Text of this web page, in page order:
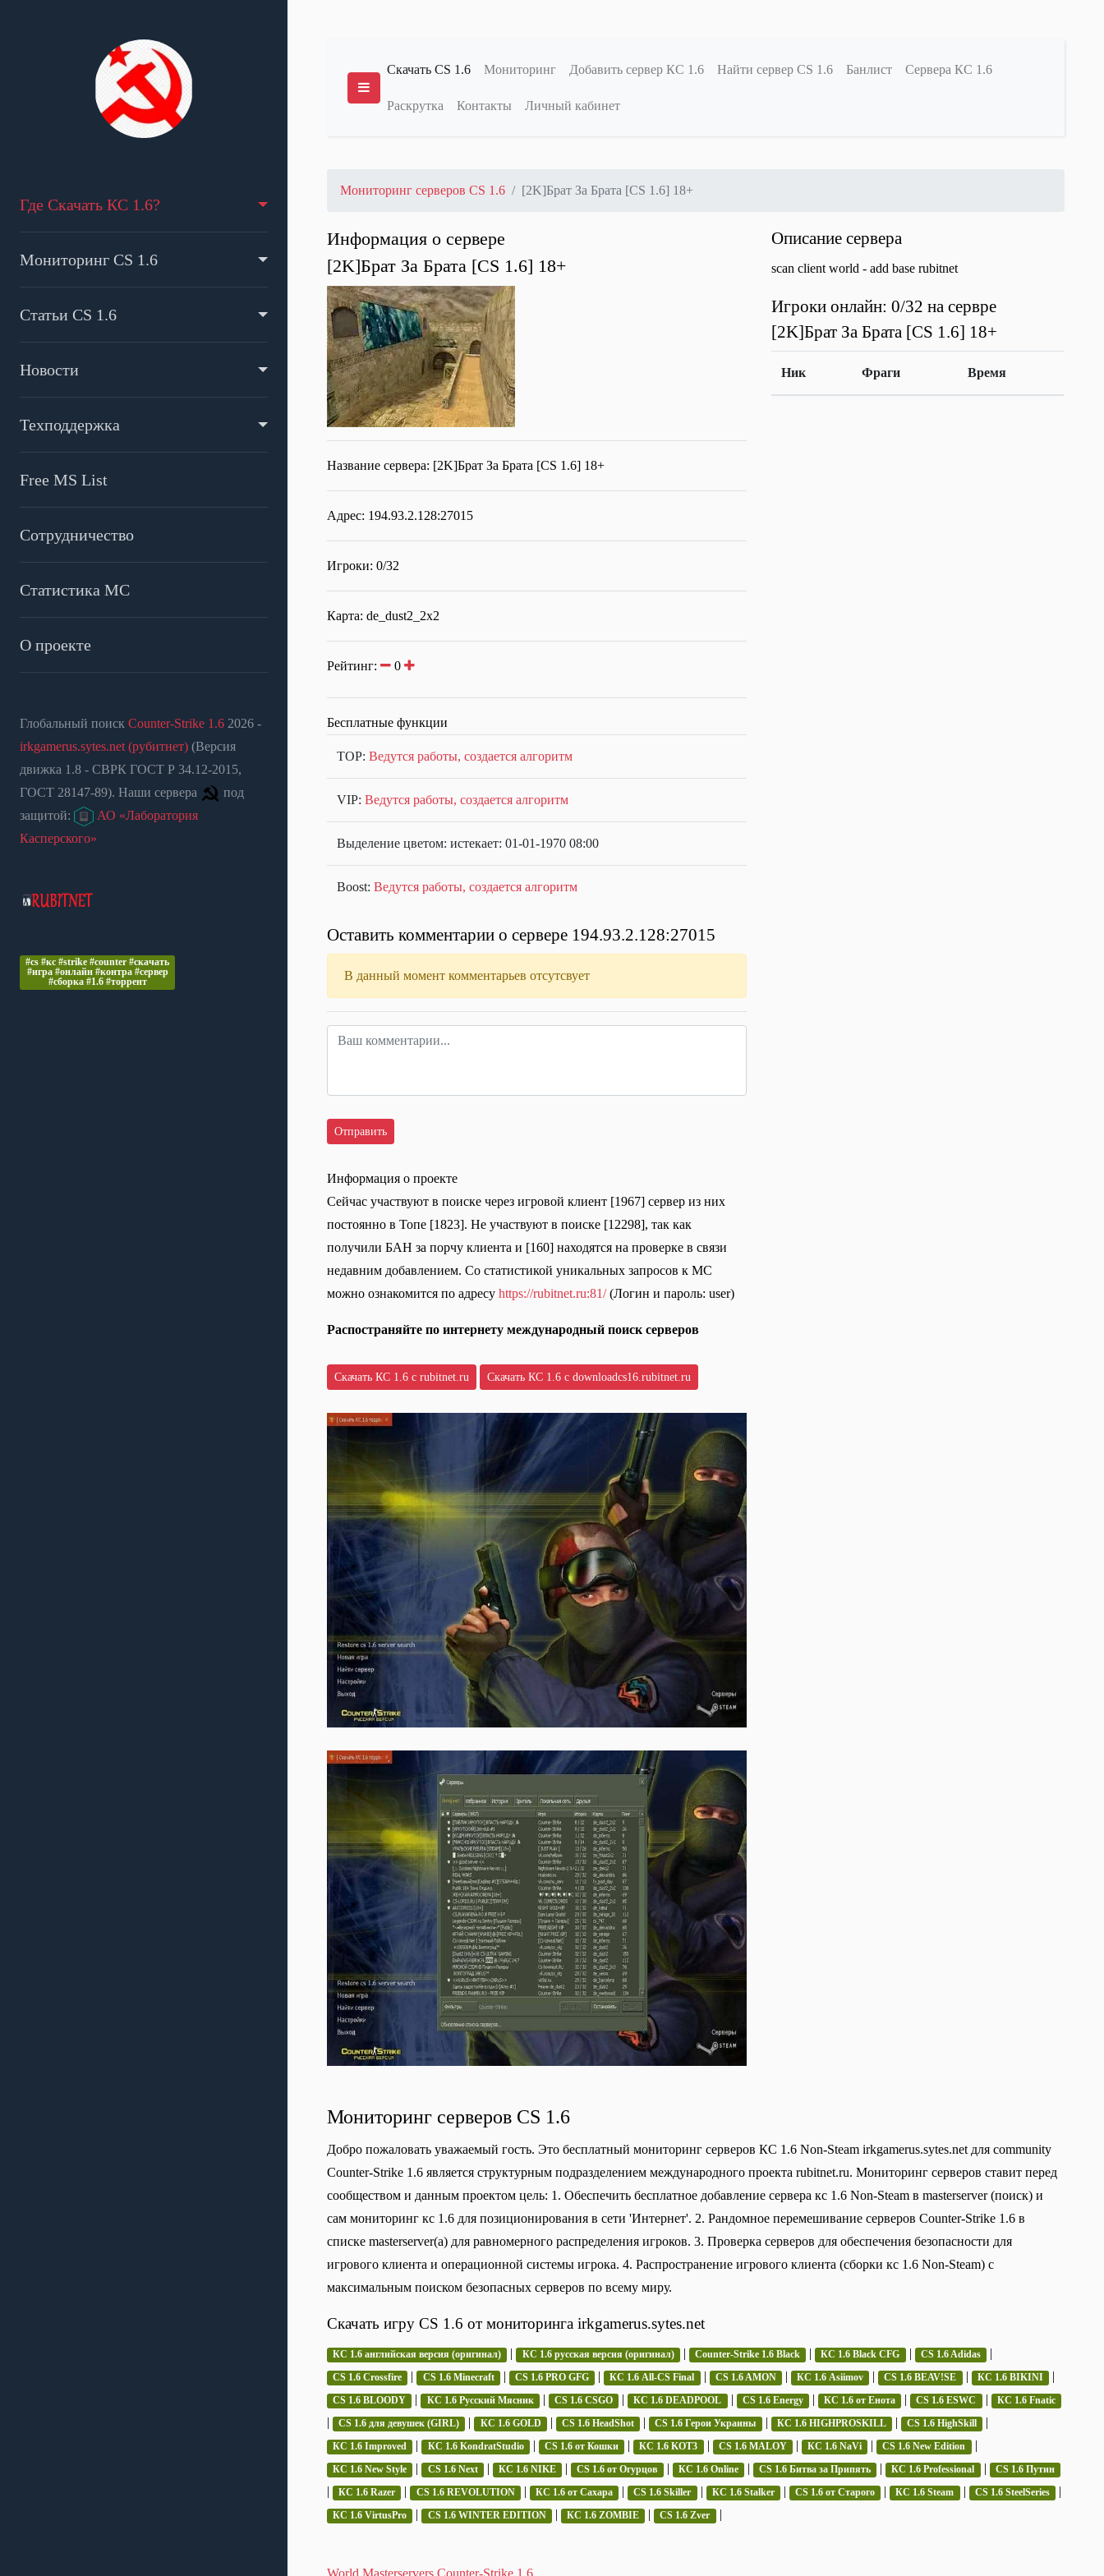
Где Скачать КС 1.6?
Мониторинг CS 1.6
Статьи CS 1.6
Новости
Техподдержка
Free MS List
Сотрудничество
Статистика МС
О проекте
Глобальный поиск Counter-Strike 1.6 2026 -
irkgamerus.sytes.net (рубитнет) (Версия
движка 1.8 - СВРК ГОСТ Р 34.12-2015,
ГОСТ 28147-89). Наши сервера
под
защитой:
АО «Лаборатория
Касперского»
#cs #кс #strike #counter #скачать
#игра #онлайн #контра #сервер
#сборка #1.6 #торрент
Переключение меню
Скачать CS 1.6 Мониторинг Добавить сервер КС 1.6 Найти сервер CS 1.6 Банлист Сервера КС 1.6
Раскрутка Контакты Личный кабинет
Мониторинг серверов CS 1.6 [2K]Брат За Брата [CS 1.6] 18+
Информация о сервере
[2K]Брат За Брата [CS 1.6] 18+
Название сервера: [2K]Брат За Брата [CS 1.6] 18+
Адрес: 194.93.2.128:27015
Игроки: 0/32
Карта: de_dust2_2x2
Рейтинг: 0
Бесплатные функции
TOP: Ведутся работы, создается алгоритм
VIP: Ведутся работы, создается алгоритм
Выделение цветом: истекает: 01-01-1970 08:00
Boost: Ведутся работы, создается алгоритм
Оставить комментарии о сервере 194.93.2.128:27015
В данный момент комментарьев отсутсвует
Информация о проекте
Сейчас участвуют в поиске через игровой клиент [1967] сервер из них
постоянно в Топе [1823]. Не участвуют в поиске [12298], так как
получили БАН за порчу клиента и [160] находятся на проверке в связи
недавним добавлением. Со статистикой уникальных запросов к МС
можно ознакомится по адресу https://rubitnet.ru:81/(Логин и пароль: user)
Распостраняйте по интернету международный поиск серверов
Скачать КС 1.6 с rubitnet.ru Скачать КС 1.6 с downloadcs16.rubitnet.ru
Описание сервера
scan client world - add base rubitnet
Игроки онлайн: 0/32 на сервре
[2K]Брат За Брата [CS 1.6] 18+
Ник Фраги Время
Мониторинг серверов CS 1.6
Добро пожаловать уважаемый гость. Это бесплатный мониторинг серверов КС 1.6 Non-Steam irkgamerus.sytes.net для community
Сounter-Strike 1.6 является структурным подразделением международного проекта rubitnet.ru. Мониторинг серверов ставит перед
сообществом и данным проектом цель: 1. Обеспечить бесплатное добавление сервера кс 1.6 Non-Steam в masterserver (поиск) и
сам мониторинг кс 1.6 для позиционирования в сети 'Интернет'. 2. Рандомное перемешивание серверов Counter-Strike 1.6 в
списке masterserver(а) для равномерного распределения игроков. 3. Проверка серверов для обеспечения безопасности для
игрового клиента и операционной системы игрока. 4. Распространение игрового клиента (сборки кс 1.6 Non-Steam) с
максимальным поиском безопасных серверов по всему миру.
Скачать игру CS 1.6 от мониторинга irkgamerus.sytes.net
КС 1.6 английская версия (оригинал) | КС 1.6 русская версия (оригинал) | Counter-Strike 1.6 Black | КС 1.6 Black CFG | CS 1.6 Adidas |
CS 1.6 Crossfire | CS 1.6 Minecraft | CS 1.6 PRO GFG | КС 1.6 All-CS Final | CS 1.6 AMON | КС 1.6 Asiimov | CS 1.6 BEAV!SE | КС 1.6 BIKINI |
CS 1.6 BLOODY | КС 1.6 Русский Мясник | CS 1.6 CSGO | КС 1.6 DEADPOOL | CS 1.6 Energy | КС 1.6 от Енота | CS 1.6 ESWC | КС 1.6 Fnatic
| CS 1.6 для девушек (GIRL) | КС 1.6 GOLD | CS 1.6 HeadShot | CS 1.6 Герои Украины | КС 1.6 HIGHPROSKILL | CS 1.6 HighSkill |
КС 1.6 Improved | КС 1.6 KondratStudio | CS 1.6 от Кошки | КС 1.6 KOT3 | CS 1.6 MALOY | КС 1.6 NaVi | CS 1.6 New Edition |
КС 1.6 New Style | CS 1.6 Next | КС 1.6 NIKE | CS 1.6 от Огурцов | КС 1.6 Online | CS 1.6 Битва за Припять | КС 1.6 Professional | CS 1.6 Путин
| КС 1.6 Razer | CS 1.6 REVOLUTION | КС 1.6 от Сахара | CS 1.6 Skiller | КС 1.6 Stalker | CS 1.6 от Старого | КС 1.6 Steam | CS 1.6 SteelSeries |
КС 1.6 VirtusPro | CS 1.6 WINTER EDITION | КС 1.6 ZOMBIE | CS 1.6 Zver |
World Masterservers Counter-Strike 1.6